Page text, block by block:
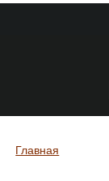
Вы здесь
Главная